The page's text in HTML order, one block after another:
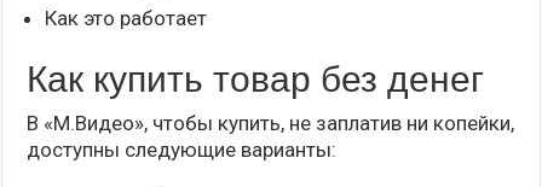
Как это работает
Как купить товар без денег
В «М.Видео», чтобы купить, не заплатив ни копейки,
доступны следующие варианты: